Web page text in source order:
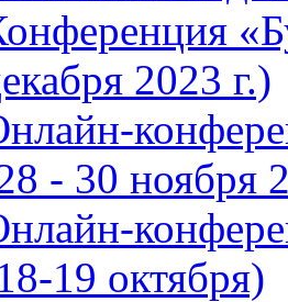
2023 г.)
- 30 ноября
19 октября)